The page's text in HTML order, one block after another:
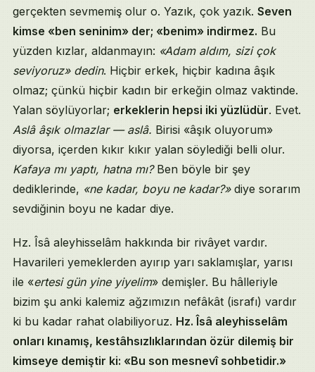
gerçekten sevmemiş olur o. Yazık, çok yazık. Seven
kimse «ben seninim» der; «benim» indirmez. Bu
yüzden kızlar, aldanmayın: «Adam aldım, sizi çok
seviyoruz» dedin. Hiçbir erkek, hiçbir kadına âşık
olmaz; çünkü hiçbir kadın bir erkeğin olmaz vaktinde.
Yalan söylüyorlar; erkeklerin hepsi iki yüzlüdür. Evet.
Aslâ âşık olmazlar — aslâ. Birisi «âşık oluyorum»
diyorsa, içerden kıkır kıkır yalan söylediği belli olur.
Kafaya mı yaptı, hatna mı?Ben böyle bir şey
dediklerinde, «ne kadar, boyu ne kadar?»diye sorarım
sevdiğinin boyu ne kadar diye.
Hz. Îsâ aleyhisselâm hakkında bir rivâyet vardır.
Havarileri yemeklerden ayırıp yarı saklamışlar, yarısı
ile «ertesi gün yine yiyelim» demişler. Bu hâlleriyle
bizim şu anki kalemiz ağzımızın nefâkât (israfı) vardır
ki bu kadar rahat olabiliyoruz. Hz. Îsâ aleyhisselâm
onları kınamış, kestâhsızlıklarından özür dilemiş bir
kimseye demiştir ki: «Bu son mesnevî sohbetidir.»